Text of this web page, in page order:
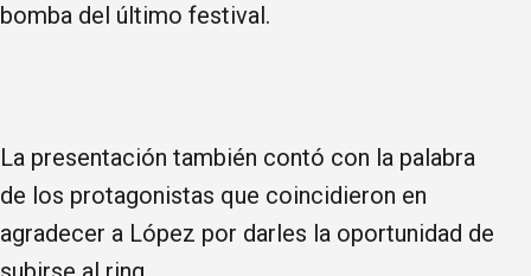
bomba del último festival.
La presentación también contó con la palabra
de los protagonistas que coincidieron en
agradecer a López por darles la oportunidad de